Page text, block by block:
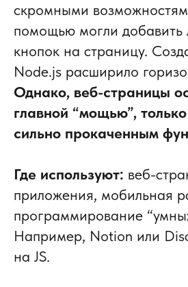
скромными
помощью могли добавить
кнопок на страницу.
Node.js расширило
Однако, веб-страницы
главной “мощью”,
сильно прокаченным
Где используют: веб-
приложения, мобильная
программирование
Например, Notion или
на JS.